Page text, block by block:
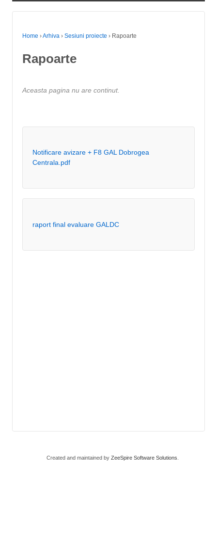
Home ›Arhiva › Sesiuni proiecte › Rapoarte
Rapoarte
Aceasta pagina nu are continut.
Notificare avizare + F8 GAL Dobrogea
Centrala.pdf
raport final evaluare GALDC
Created and maintained by ZeeSpire Software Solutions